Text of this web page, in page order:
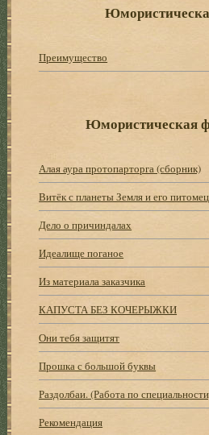
Преимущество
Юмористическая
Алая аура протопарторга (сборник)
Витёк с планеты Земля и его питомец
Дело о причиндалах
Идеалище поганое
Из материала заказчика
КАПУСТА БЕЗ КОЧЕРЫЖКИ
Они тебя защитят
Прошка с большой буквы
Раздолбаи. (Работа по
Рекомендация